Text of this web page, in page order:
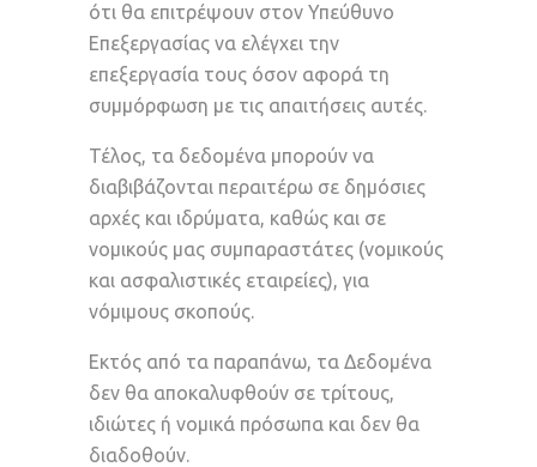
ότι θα επιτρέψουν στoν Υπεύθυνο
Επεξεργασίας να ελέγχει την
επεξεργασία τους όσον αφορά τη
συμμόρφωση με τις απαιτήσεις αυτές.
Τέλος, τα δεδομένα μπορούν να
διαβιβάζονται περαιτέρω σε δημόσιες
αρχές και ιδρύματα, καθώς και σε
νομικούς μας συμπαραστάτες (νομικούς
και ασφαλιστικές εταιρείες), για
νόμιμους σκοπούς.
Εκτός από τα παραπάνω, τα Δεδομένα
δεν θα αποκαλυφθούν σε τρίτους,
ιδιώτες ή νομικά πρόσωπα και δεν θα
διαδοθούν.